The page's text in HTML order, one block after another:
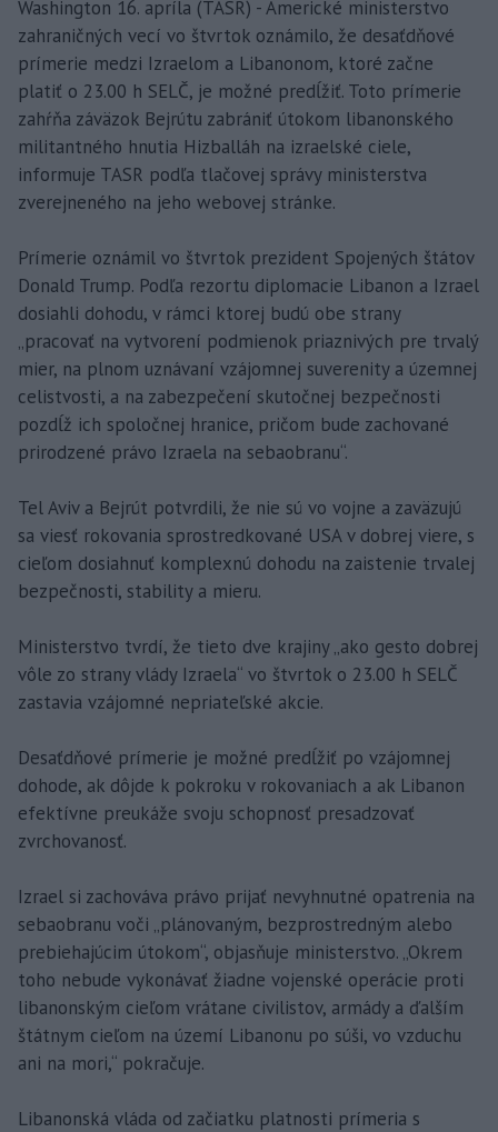
Washington 16. apríla (TASR) - Americké ministerstvo
zahraničných vecí vo štvrtok oznámilo, že desaťdňové
prímerie medzi Izraelom a Libanonom, ktoré začne
platiť o 23.00 h SELČ, je možné predĺžiť. Toto prímerie
zahŕňa záväzok Bejrútu zabrániť útokom libanonského
militantného hnutia Hizballáh na izraelské ciele,
informuje TASR podľa tlačovej správy ministerstva
zverejneného na jeho webovej stránke.
Prímerie oznámil vo štvrtok prezident Spojených štátov
Donald Trump. Podľa rezortu diplomacie Libanon a Izrael
dosiahli dohodu, v rámci ktorej budú obe strany
„pracovať na vytvorení podmienok priaznivých pre trvalý
mier, na plnom uznávaní vzájomnej suverenity a územnej
celistvosti, a na zabezpečení skutočnej bezpečnosti
pozdĺž ich spoločnej hranice, pričom bude zachované
prirodzené právo Izraela na sebaobranu“.
Tel Aviv a Bejrút potvrdili, že nie sú vo vojne a zaväzujú
sa viesť rokovania sprostredkované USA v dobrej viere, s
cieľom dosiahnuť komplexnú dohodu na zaistenie trvalej
bezpečnosti, stability a mieru.
Ministerstvo tvrdí, že tieto dve krajiny „ako gesto dobrej
vôle zo strany vlády Izraela“ vo štvrtok o 23.00 h SELČ
zastavia vzájomné nepriateľské akcie.
Desaťdňové prímerie je možné predĺžiť po vzájomnej
dohode, ak dôjde k pokroku v rokovaniach a ak Libanon
efektívne preukáže svoju schopnosť presadzovať
zvrchovanosť.
Izrael si zachováva právo prijať nevyhnutné opatrenia na
sebaobranu voči „plánovaným, bezprostredným alebo
prebiehajúcim útokom“, objasňuje ministerstvo. „Okrem
toho nebude vykonávať žiadne vojenské operácie proti
libanonským cieľom vrátane civilistov, armády a ďalším
štátnym cieľom na území Libanonu po súši, vo vzduchu
ani na mori,“ pokračuje.
Libanonská vláda od začiatku platnosti prímeria s